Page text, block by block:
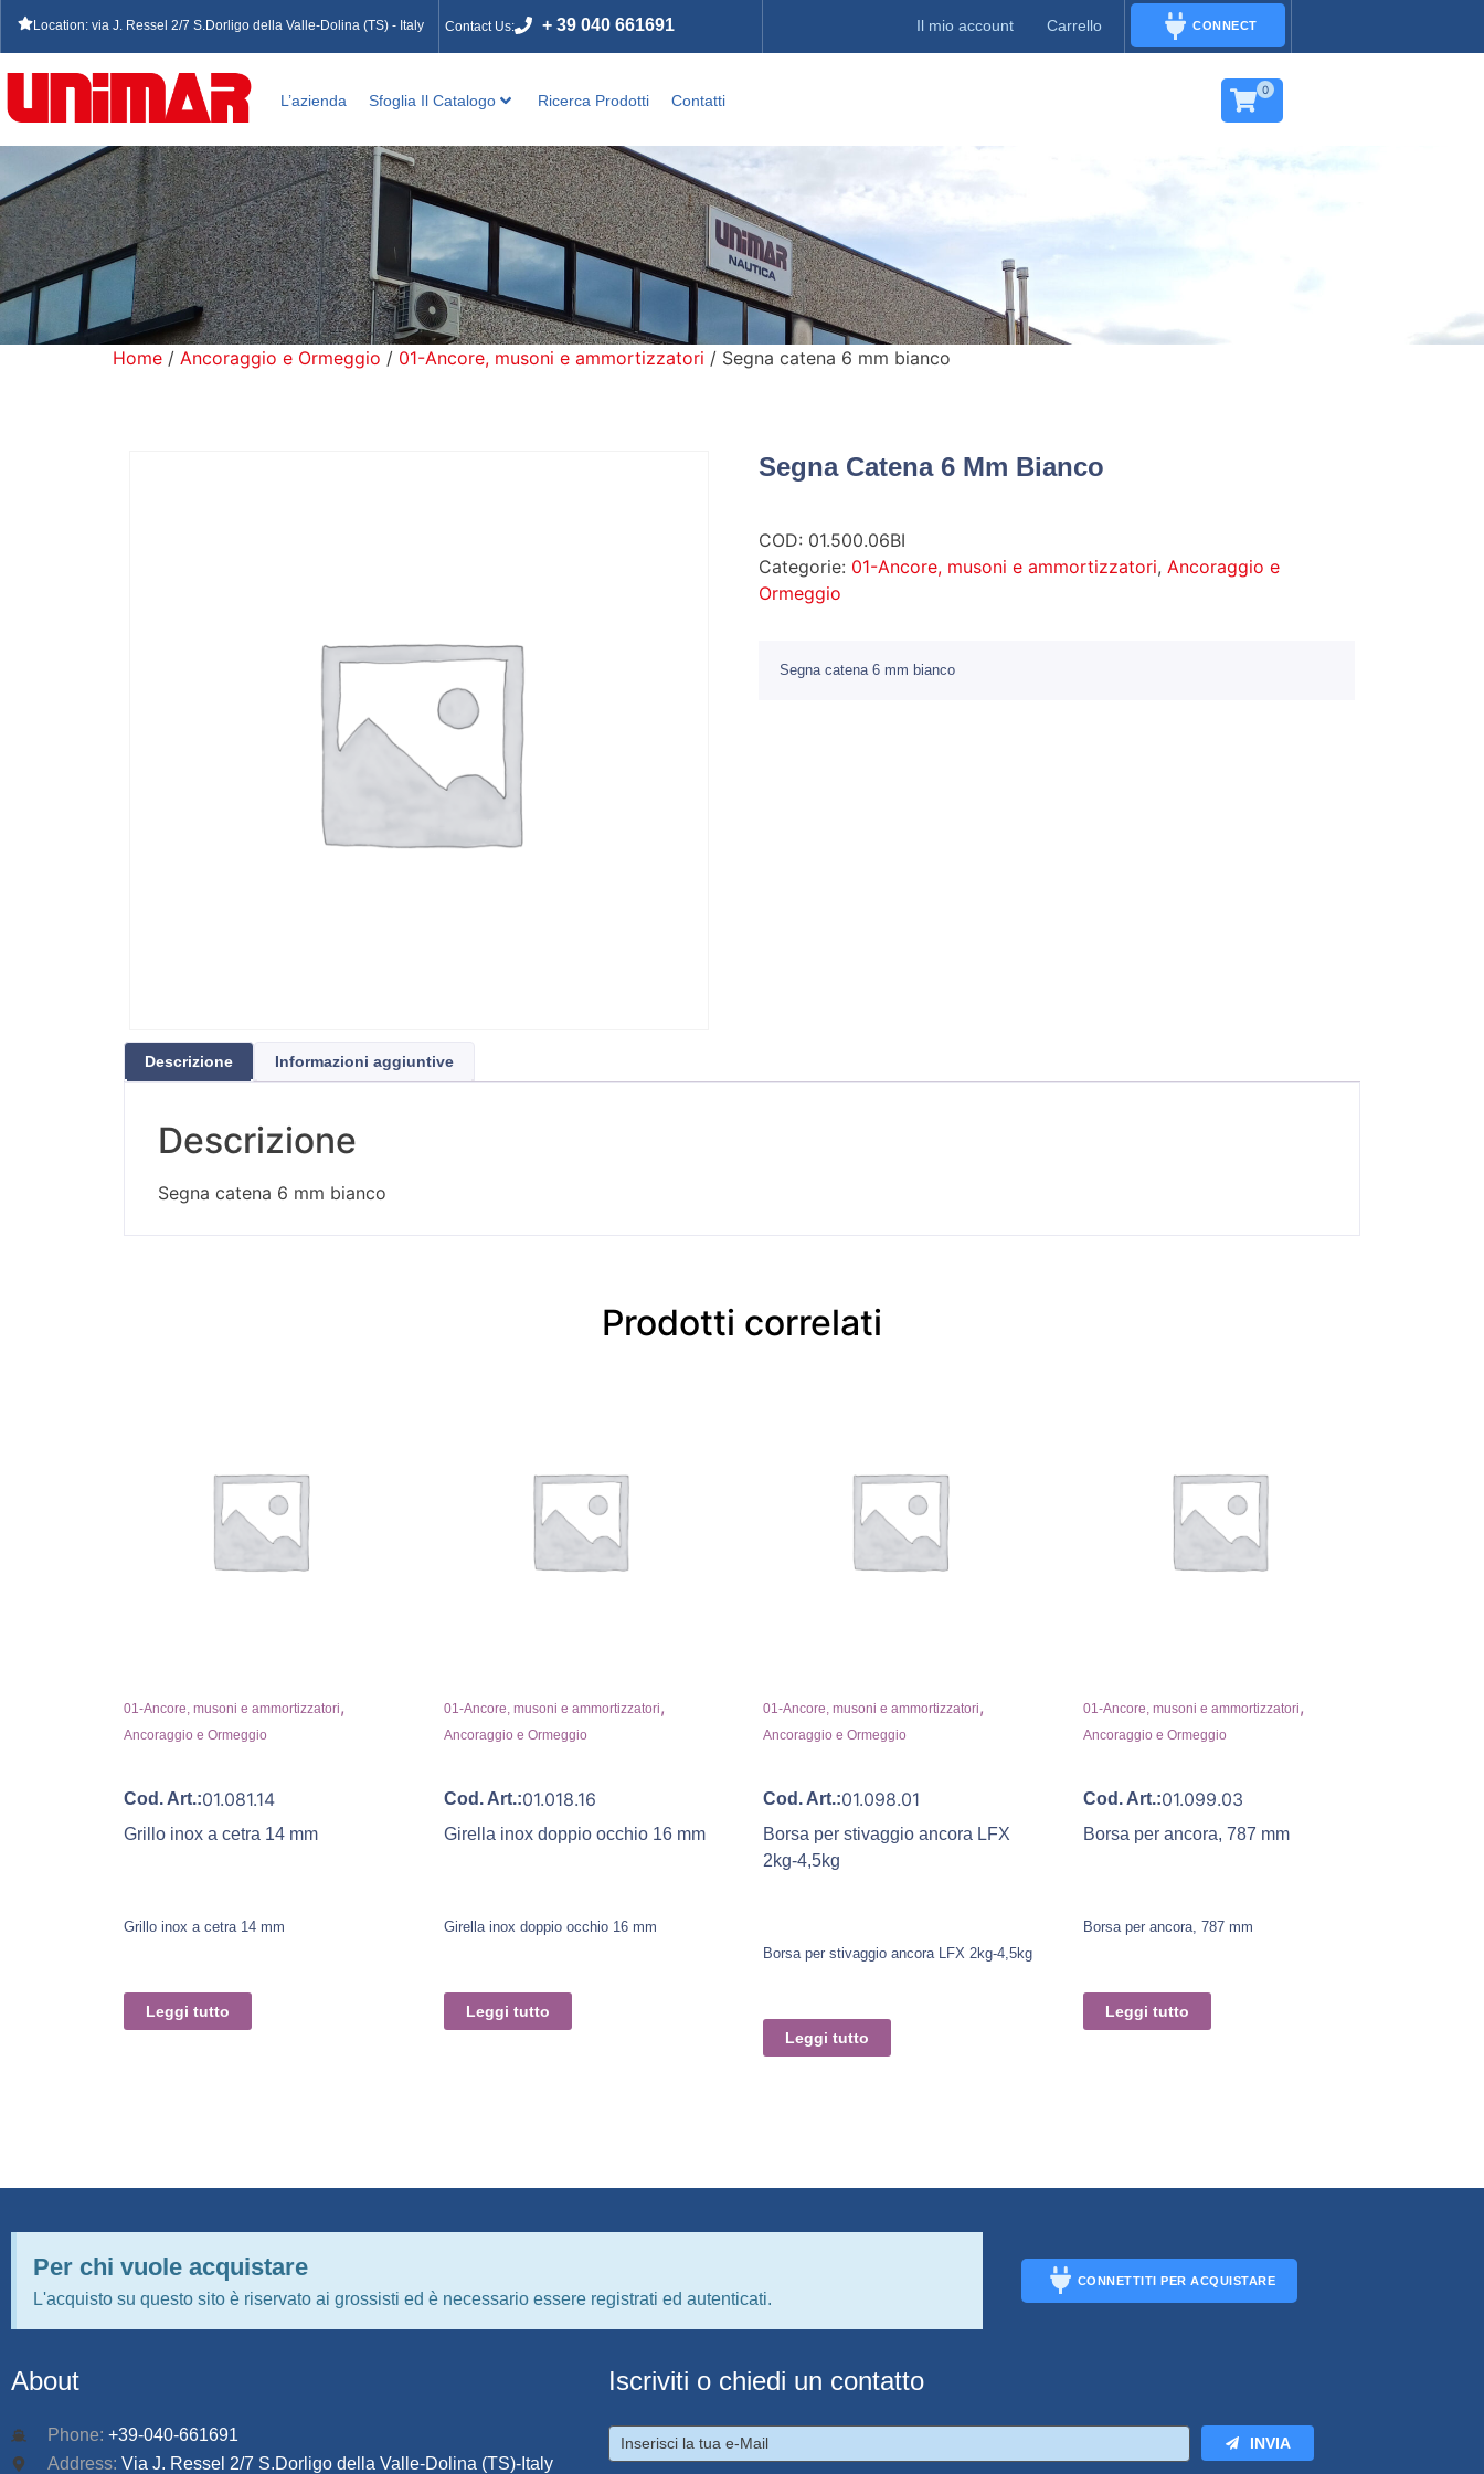
Location: via J. Ressel 2/7 S.Dorligo della Valle-Dolina (TS) - Italy Contact Us: + 39 040 661691 Il mio account Carrello CONNECT
L’azienda Sfoglia Il Catalogo Ricerca Prodotti Contatti
0
Home / Ancoraggio e Ormeggio / 01-Ancore, musoni e ammortizzatori / Segna catena 6 mm bianco
Segna Catena 6 Mm Bianco
COD: 01.500.06BI
Categorie: 01-Ancore, musoni e ammortizzatori, Ancoraggio e
Ormeggio
Segna catena 6 mm bianco
Descrizione Informazioni aggiuntive
Descrizione
Segna catena 6 mm bianco
Prodotti correlati
01-Ancore, musoni e ammortizzatori,
Ancoraggio e Ormeggio
Cod. Art.:01.081.14
Grillo inox a cetra 14 mm
Grillo inox a cetra 14 mm
Leggi tutto
01-Ancore, musoni e ammortizzatori,
Ancoraggio e Ormeggio
Cod. Art.:01.018.16
Girella inox doppio occhio 16 mm
Girella inox doppio occhio 16 mm
Leggi tutto
01-Ancore, musoni e ammortizzatori,
Ancoraggio e Ormeggio
Cod. Art.:01.098.01
Borsa per stivaggio ancora LFX
2kg-4,5kg
Borsa per stivaggio ancora LFX 2kg-4,5kg
Leggi tutto
01-Ancore, musoni e ammortizzatori,
Ancoraggio e Ormeggio
Cod. Art.:01.099.03
Borsa per ancora, 787 mm
Borsa per ancora, 787 mm
Leggi tutto
Per chi vuole acquistare
L'acquisto su questo sito è riservato ai grossisti ed è necessario essere registrati ed autenticati.
CONNETTITI PER ACQUISTARE
About
Phone: +39-040-661691
Address: Via J. Ressel 2/7 S.Dorligo della Valle-Dolina (TS)-Italy
Iscriviti o chiedi un contatto
INVIA